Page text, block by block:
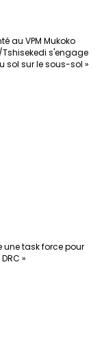
au VPM Mukoko
Tshisekedi s'engage
sol sur le sous-sol »
une task force pour
»